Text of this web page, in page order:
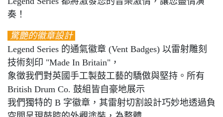
奏！
驚艷的徽章設計
Legend Series 的通氣徽章 (Vent Badges) 以雷射雕刻
技術刻印 "Made In Britain"，
象徵我們對英國手工製鼓工藝的驕傲與堅持。所有
British Drum Co. 鼓組皆自豪地展示
我們獨特的 B 字徽章，其雷射切割設計巧妙地透過負